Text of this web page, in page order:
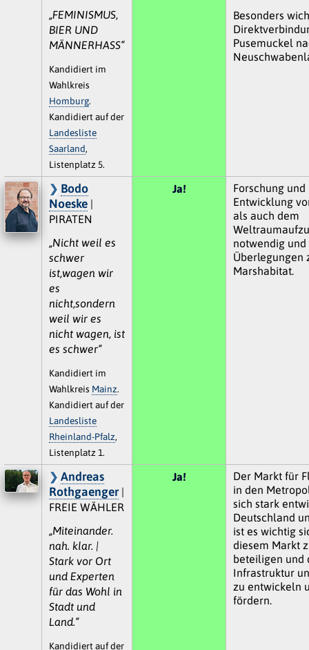
„FEMINISMUS,
BIER UND
MÄNNERHASS“
Kandidiert im
Wahlkreis
Homburg.
Kandidiert auf der
Landesliste
Saarland,
Listenplatz 5.
Besonders
Pusemuckel
Bodo
Noeske|
PIRATEN
„Nicht weil es
schwer
ist,wagen wir
es
nicht,sondern
weil wir es
nicht wagen, ist
es schwer“
Kandidiert im
Wahlkreis Mainz.
Kandidiert auf der
Landesliste
Rheinland-Pfalz,
Listenplatz 1.
Ja!
Forschung und
Entwicklung
als auch dem
notwendig und
Überlegungen
Marshabitat.
Andreas
Rothgaenger|
FREIE WÄHLER
„Miteinander.
nah. klar. |
Stark vor Ort
und Experten
für das Wohl in
Stadt und
Land.“
Kandidiert auf der
Ja!
Der Markt für
in den
sich stark
Deutschland
ist es wichtig
diesem Markt
beteiligen und
Infrastruktur
zu entwickeln
fördern.